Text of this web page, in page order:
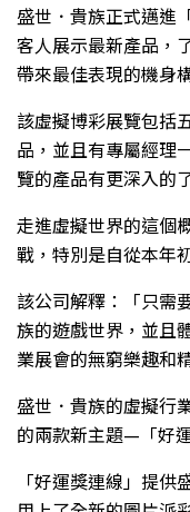
盛世．貴族正式邁進
客人展示最新產品，
帶來最佳表現的機身
該虛擬博彩展覽包括
品，並且有專屬經理
覽的產品有更深入的
走進虛擬世界的這個
戰，特別是自從本年
該公司解釋：「只需
族的遊戲世界，並且
業展會的無窮樂趣和
盛世．貴族的虛擬行
的兩款新主題—「好
「好運獎連線」提